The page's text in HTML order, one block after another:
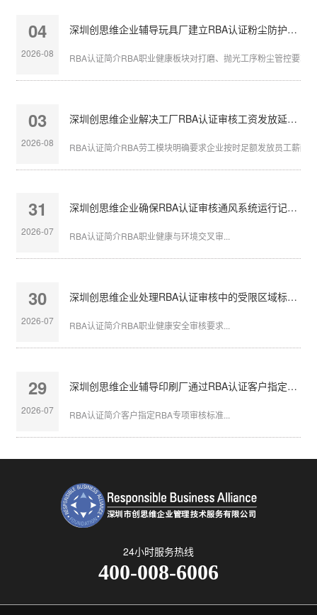
04
2026-08
深圳创思维企业辅导玩具厂建立RBA认证粉尘防护体系
RBA认证简介RBA职业健康板块对打磨、抛光工序粉尘管控要求
03
2026-08
深圳创思维企业解决工厂RBA认证审核工资发放延迟问题
RBA认证简介RBA劳工模块明确要求企业按时足额发放员工薪酬
31
2026-07
深圳创思维企业确保RBA认证审核通风系统运行记录完整
RBA认证简介RBA职业健康与环境交叉审...
30
2026-07
深圳创思维企业处理RBA认证审核中的受限区域标识不清
RBA认证简介RBA职业健康安全审核要求...
29
2026-07
深圳创思维企业辅导印刷厂通过RBA认证客户指定审核
RBA认证简介客户指定RBA专项审核标准...
24小时服务热线
400-008-6006